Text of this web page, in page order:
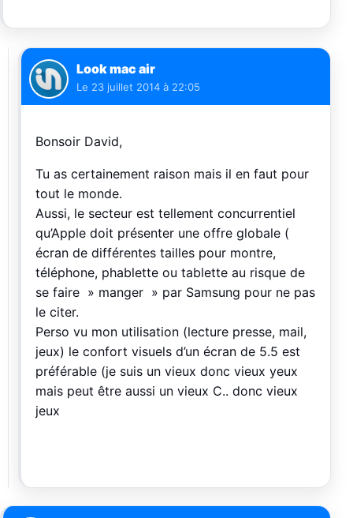
Look mac air
Le 23 juillet 2014 à 22:05
Bonsoir David,
Tu as certainement raison mais il en faut pour
tout le monde.
Aussi, le secteur est tellement concurrentiel
qu’Apple doit présenter une offre globale (
écran de différentes tailles pour montre,
téléphone, phablette ou tablette au risque de
se faire » manger » par Samsung pour ne pas
le citer.
Perso vu mon utilisation (lecture presse, mail,
jeux) le confort visuels d’un écran de 5.5 est
préférable (je suis un vieux donc vieux yeux
mais peut être aussi un vieux C.. donc vieux
jeux